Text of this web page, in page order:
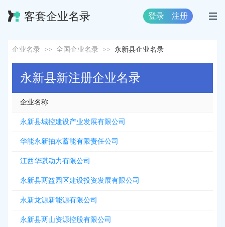
客套企业名录 登录 | 注册
企业名录 >> 全国企业名录 >> 永新县企业名录
永新县新注册企业名录
企业名称
永新县城控建设产业发展有限公司
华能永新抽水蓄能有限责任公司
江西华骐动力有限公司
永新县两益园区建设投资发展有限公司
永新龙源新能源有限公司
永新县两山资源控股有限公司